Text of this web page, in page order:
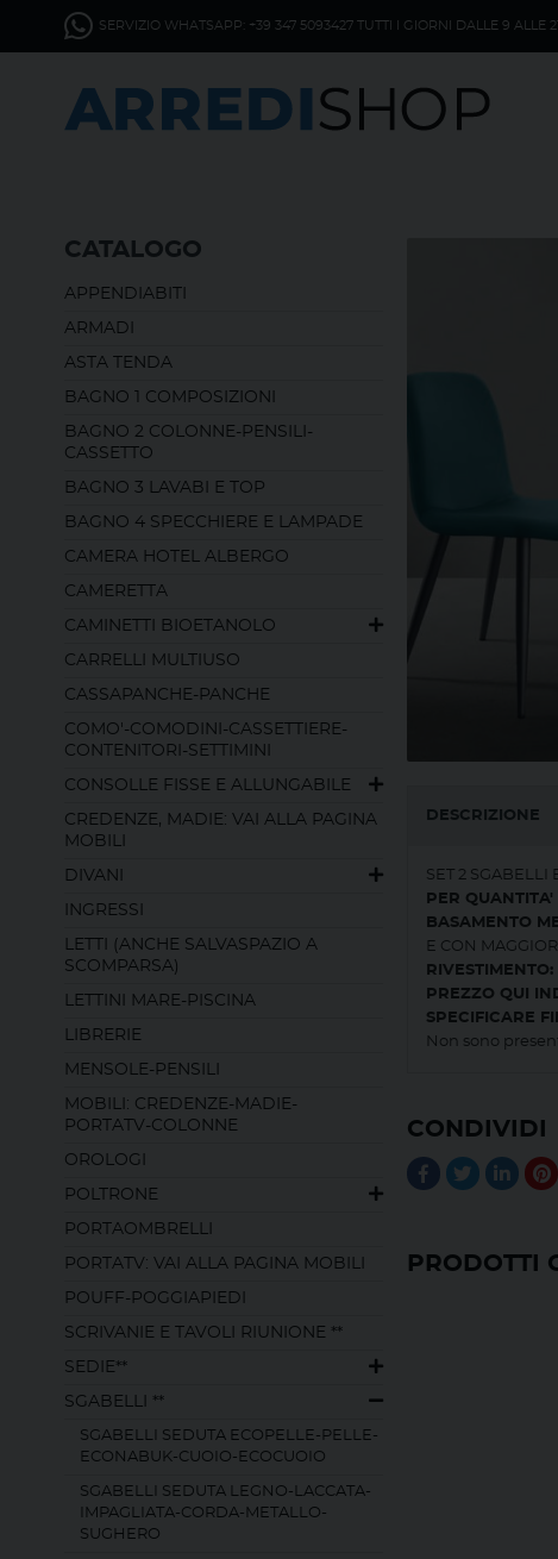
SERVIZIO WHATSAPP: +39 347 5093427 TUTTI I GIORNI DALLE 9 ALLE
CATALOGO
APPENDIABITI
ARMADI
ASTA TENDA
BAGNO 1 COMPOSIZIONI
BAGNO 2 COLONNE-PENSILI-
CASSETTO
BAGNO 3 LAVABI E TOP
BAGNO 4 SPECCHIERE E LAMPADE
CAMERA HOTEL ALBERGO
CAMERETTA
CAMINETTI BIOETANOLO
CARRELLI MULTIUSO
CASSAPANCHE-PANCHE
COMO'-COMODINI-CASSETTIERE-
CONTENITORI-SETTIMINI
CONSOLLE FISSE E ALLUNGABILE
CREDENZE, MADIE: VAI ALLA PAGINA
MOBILI
DIVANI
INGRESSI
LETTI (ANCHE SALVASPAZIO A
SCOMPARSA)
LETTINI MARE-PISCINA
LIBRERIE
MENSOLE-PENSILI
MOBILI: CREDENZE-MADIE-
PORTATV-COLONNE
OROLOGI
POLTRONE
PORTAOMBRELLI
PORTATV: VAI ALLA PAGINA MOBILI
POUFF-POGGIAPIEDI
SCRIVANIE E TAVOLI RIUNIONE **
SEDIE**
SGABELLI **
SGABELLI SEDUTA ECOPELLE-PELLE-
ECONABUK-CUOIO-ECOCUOIO
SGABELLI SEDUTA LEGNO-LACCATA-
IMPAGLIATA-CORDA-METALLO-
SUGHERO
DESCRIZIONE
SET 2 SGABELLI
PER
BASAMENTO
E CON
RIVESTIMENTO:
PREZZO QUI
SPECIFICARE
Non sono
CONDIVIDI
PRODOTTI